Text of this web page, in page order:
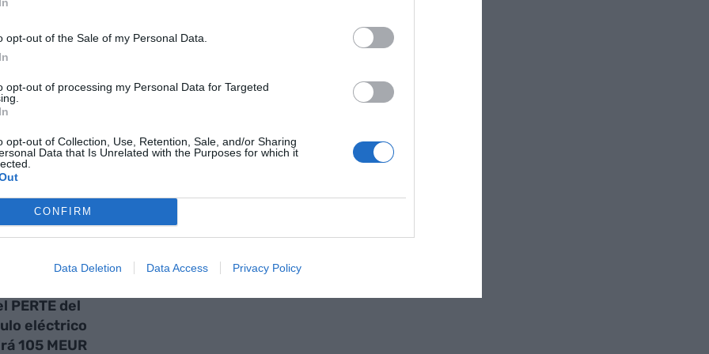
opt-out of the Sale of my Personal Data.
opt-out of processing my Personal Data for Targeted
opt-out of Collection, Use, Retention, Sale, and/or Sharing
Data that Is Unrelated with the Purposes for which it
CONFIRM
Data Deletion Data Access Privacy Policy
preferida de Google de
de actualidad
PERTE del
eléctrico
105 MEUR